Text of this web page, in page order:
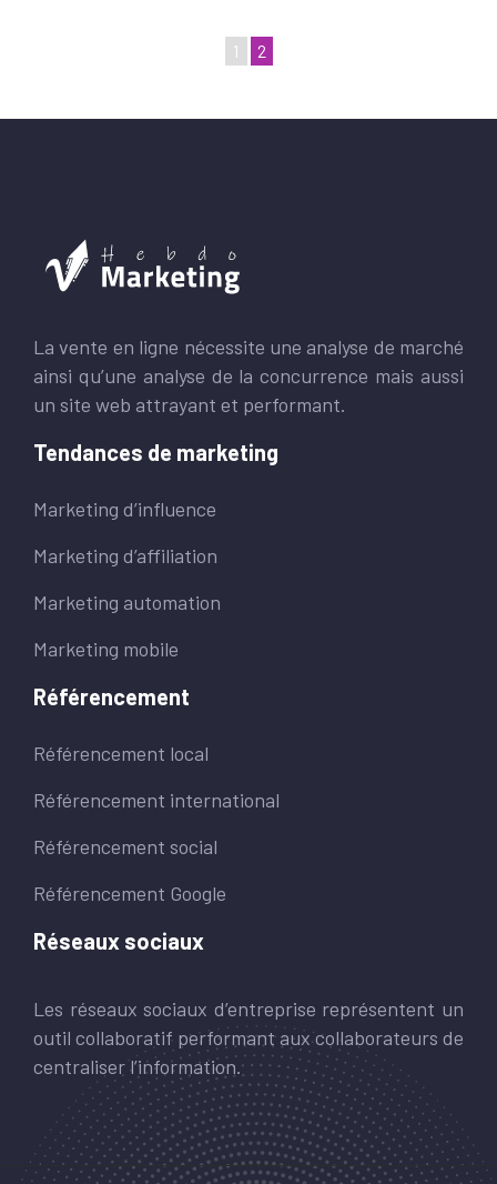
1 2
La vente en ligne nécessite une analyse de marché
ainsi qu’une analyse de la concurrence mais aussi
un site web attrayant et performant.
Tendances de marketing
Marketing d’influence
Marketing d’affiliation
Marketing automation
Marketing mobile
Référencement
Référencement local
Référencement international
Référencement social
Référencement Google
Réseaux sociaux
Les réseaux sociaux d’entreprise représentent un
outil collaboratif performant aux collaborateurs de
centraliser l’information.